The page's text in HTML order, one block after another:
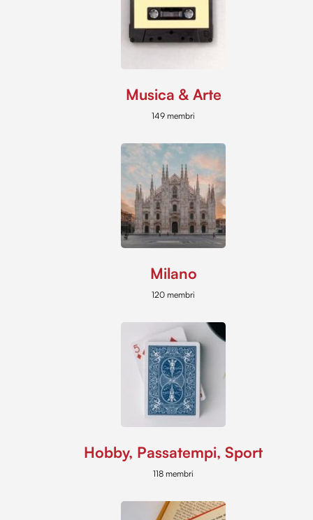
Musica & Arte
149 membri
Milano
120 membri
Hobby, Passatempi, Sport
118 membri